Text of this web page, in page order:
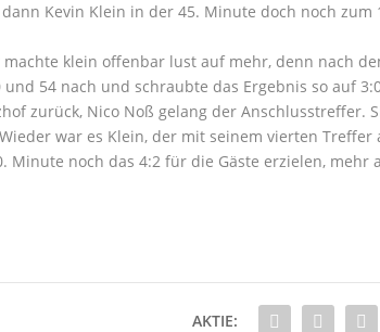
dann Kevin Klein in der 45. Minute doch noch zum
klein offenbar lust auf mehr, denn nach
54 nach und schraubte das Ergebnis so auf
zurück, Nico Noß gelang der Anschlusstreffer.
war es Klein, der mit seinem vierten Treffer
Minute noch das 4:2 für die Gäste erzielen, mehr
AKTIE: